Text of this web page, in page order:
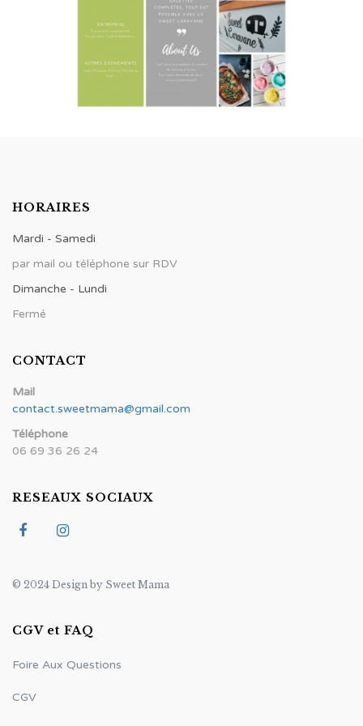
HORAIRES
Mardi - Samedi
par mail ou téléphone sur RDV
Dimanche - Lundi
Fermé
CONTACT
Mail
contact.sweetmama@gmail.com
Téléphone
06 69 36 26 24
RESEAUX SOCIAUX
© 2024 Design by Sweet Mama
CGV et FAQ
Foire Aux Questions
CGV